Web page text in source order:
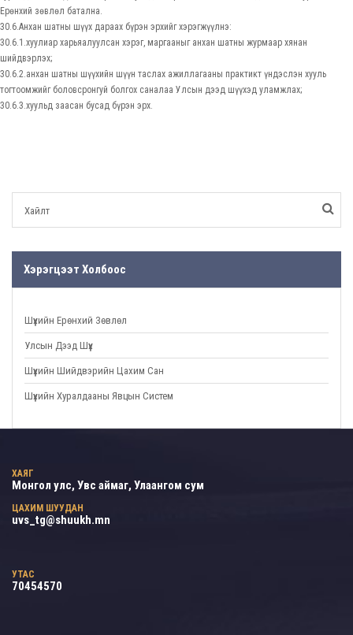
Ерөнхий зөвлөл батална.
30.6.Анхан шатны шүүх дараах бүрэн эрхийг хэрэгжүүлнэ:
30.6.1.хуулиар харьяалуулсан хэрэг, маргааныг анхан шатны журмаар хянан
шийдвэрлэх;
30.6.2.анхан шатны шүүхийн шүүн таслах ажиллагааны практикт үндэслэн хууль
тогтоомжийг боловсронгуй болгох саналаа Улсын дээд шүүхэд уламжлах;
30.6.3.хуульд заасан бусад бүрэн эрх.
Хэрэгцээт Холбоос
Шүүхийн Ерөнхий Зөвлөл
Улсын Дээд Шүүх
Шүүхийн Шийдвэрийн Цахим Сан
Шүүхийн Хуралдааны Явцын Систем
ХАЯГ
Монгол улс, Увс аймаг, Улаангом сум
ЦАХИМ ШУУДАН
uvs_tg@shuukh.mn
УТАС
70454570